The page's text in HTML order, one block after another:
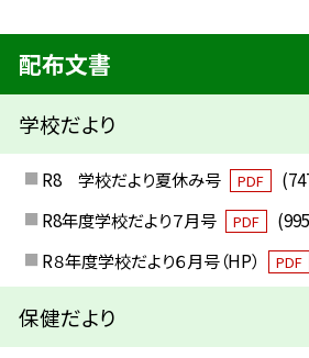
配布文書
学校だより
R8 学校だより夏休み号 PDF
R8年度学校だより７月号
PDF
R８年度学校だより６月号（HP）
PDF
保健だより